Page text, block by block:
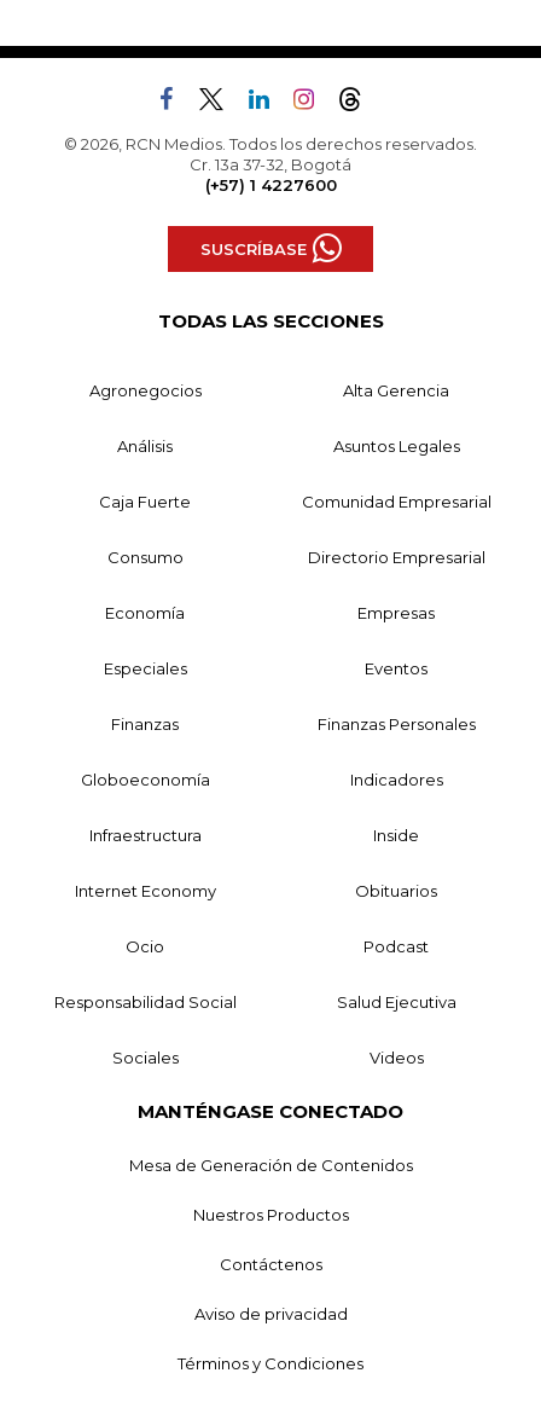
© 2026, RCN Medios. Todos los derechos reservados.
Cr. 13a 37-32, Bogotá
(+57) 1 4227600
SUSCRÍBASE
TODAS LAS SECCIONES
Agronegocios Alta Gerencia
Análisis Asuntos Legales
Caja Fuerte Comunidad Empresarial
Consumo Directorio Empresarial
Economía Empresas
Especiales Eventos
Finanzas Finanzas Personales
Globoeconomía Indicadores
Infraestructura Inside
Internet Economy Obituarios
Ocio Podcast
Responsabilidad Social Salud Ejecutiva
Sociales Videos
MANTÉNGASE CONECTADO
Mesa de Generación de Contenidos
Nuestros Productos
Contáctenos
Aviso de privacidad
Términos y Condiciones